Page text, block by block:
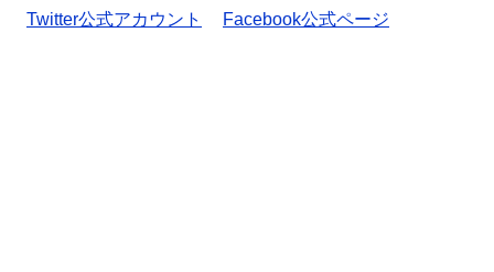
Twitter公式アカウント
Facebook公式ページ